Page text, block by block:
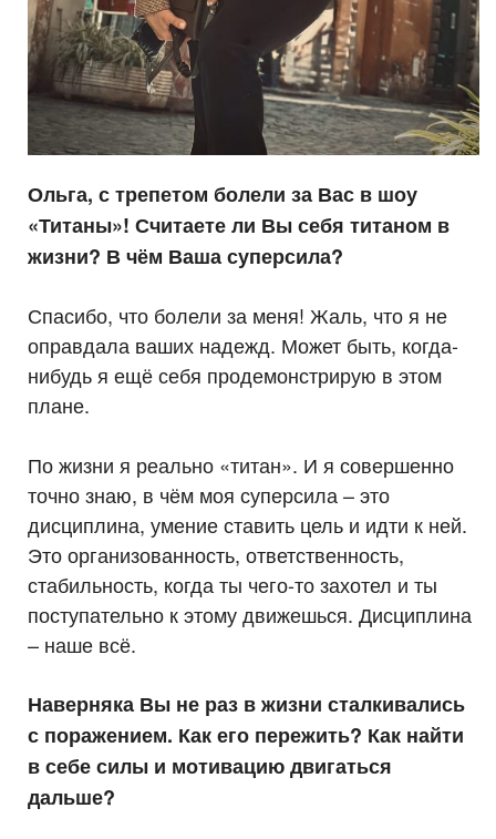
Ольга, с трепетом болели за Вас в шоу
«Титаны»! Считаете ли Вы себя титаном в
жизни? В чём Ваша суперсила?
Спасибо, что болели за меня! Жаль, что я не
оправдала ваших надежд. Может быть, когда-
нибудь я ещё себя продемонстрирую в этом
плане.
По жизни я реально «титан». И я совершенно
точно знаю, в чём моя суперсила – это
дисциплина, умение ставить цель и идти к ней.
Это организованность, ответственность,
стабильность, когда ты чего-то захотел и ты
поступательно к этому движешься. Дисциплина
– наше всё.
Наверняка Вы не раз в жизни сталкивались
с поражением. Как его пережить? Как найти
в себе силы и мотивацию двигаться
дальше?